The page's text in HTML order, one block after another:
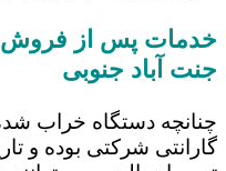
خدمات پس از فروش
جنت آباد جنوبی
چنانچه دستگاه خراب
گارانتی شرکتی بوده و